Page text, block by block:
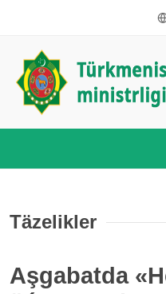
Täzelikler
Aşgabatda